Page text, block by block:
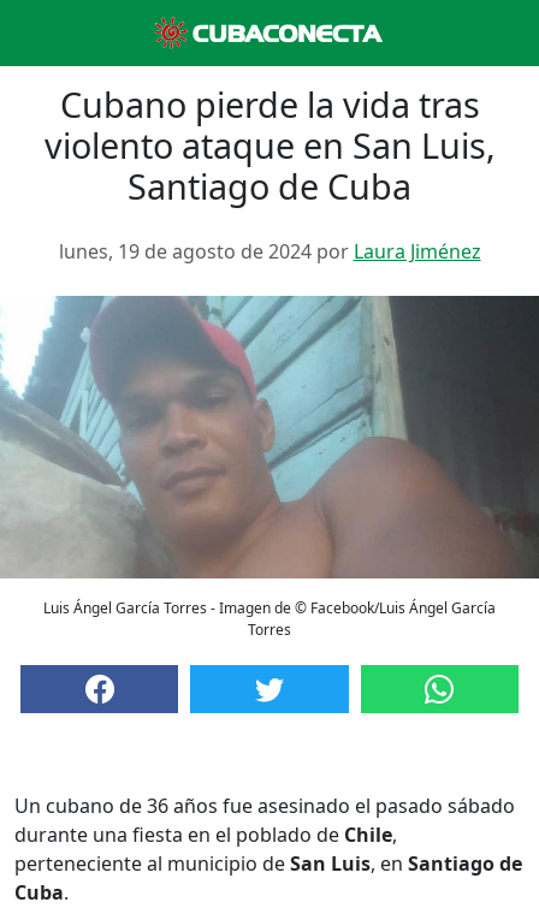
Cubano pierde la vida tras
violento ataque en San Luis,
Santiago de Cuba
lunes, 19 de agosto de 2024 por Laura Jiménez
Luis Ángel García Torres - Imagen de © Facebook/Luis Ángel García
Torres
Un cubano de 36 años fue asesinado el pasado sábado
durante una fiesta en el poblado de Chile,
perteneciente al municipio deSan Luis, en Santiago de
Cuba.